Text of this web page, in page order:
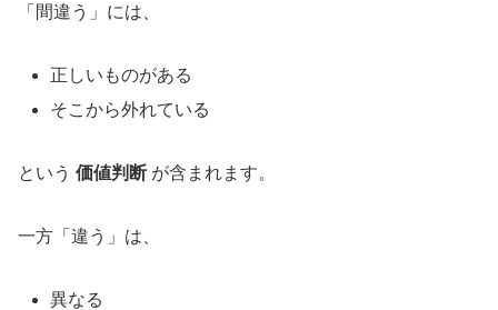
「間違う」には、
正しいものがある
そこから外れている
という 価値判断 が含まれます。
一方「違う」は、
異なる